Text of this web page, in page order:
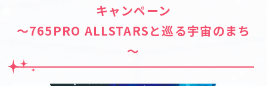
キャンペーン
～765PRO ALLSTARSと巡る宇宙のまち
～